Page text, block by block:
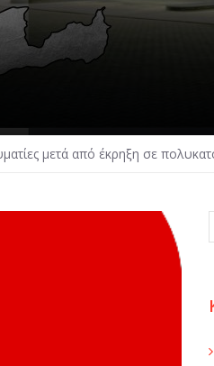
μετά από έκρηξη σε